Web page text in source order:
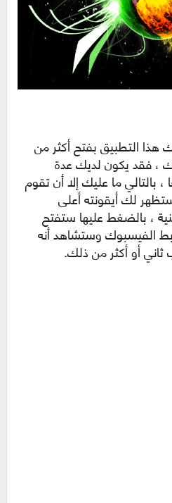
التطبيق بفتح أكثر من
، فقد يكون لديك عدة
بالتالي ما عليك إلا أن تقوم
لك أيقونته أعلى
، بالضغط عليها ستفتح
الفيسبوك وستشاهد أنه
أو أكثر من ذلك.